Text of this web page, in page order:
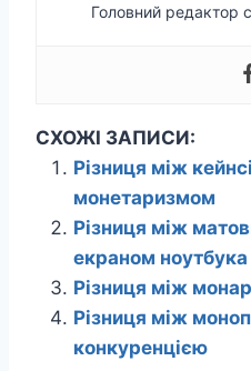
Головний редактор
СХОЖІ ЗАПИСИ:
Різниця між
монетаризмом
Різниця між
екраном ноутбука
Різниця між
Різниця між
конкуренцією